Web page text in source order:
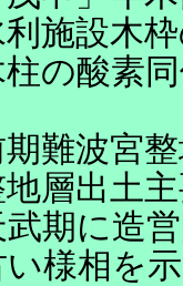
利施設木
柱の酸素
期難波宮
地層出土
武期に造
い様相を